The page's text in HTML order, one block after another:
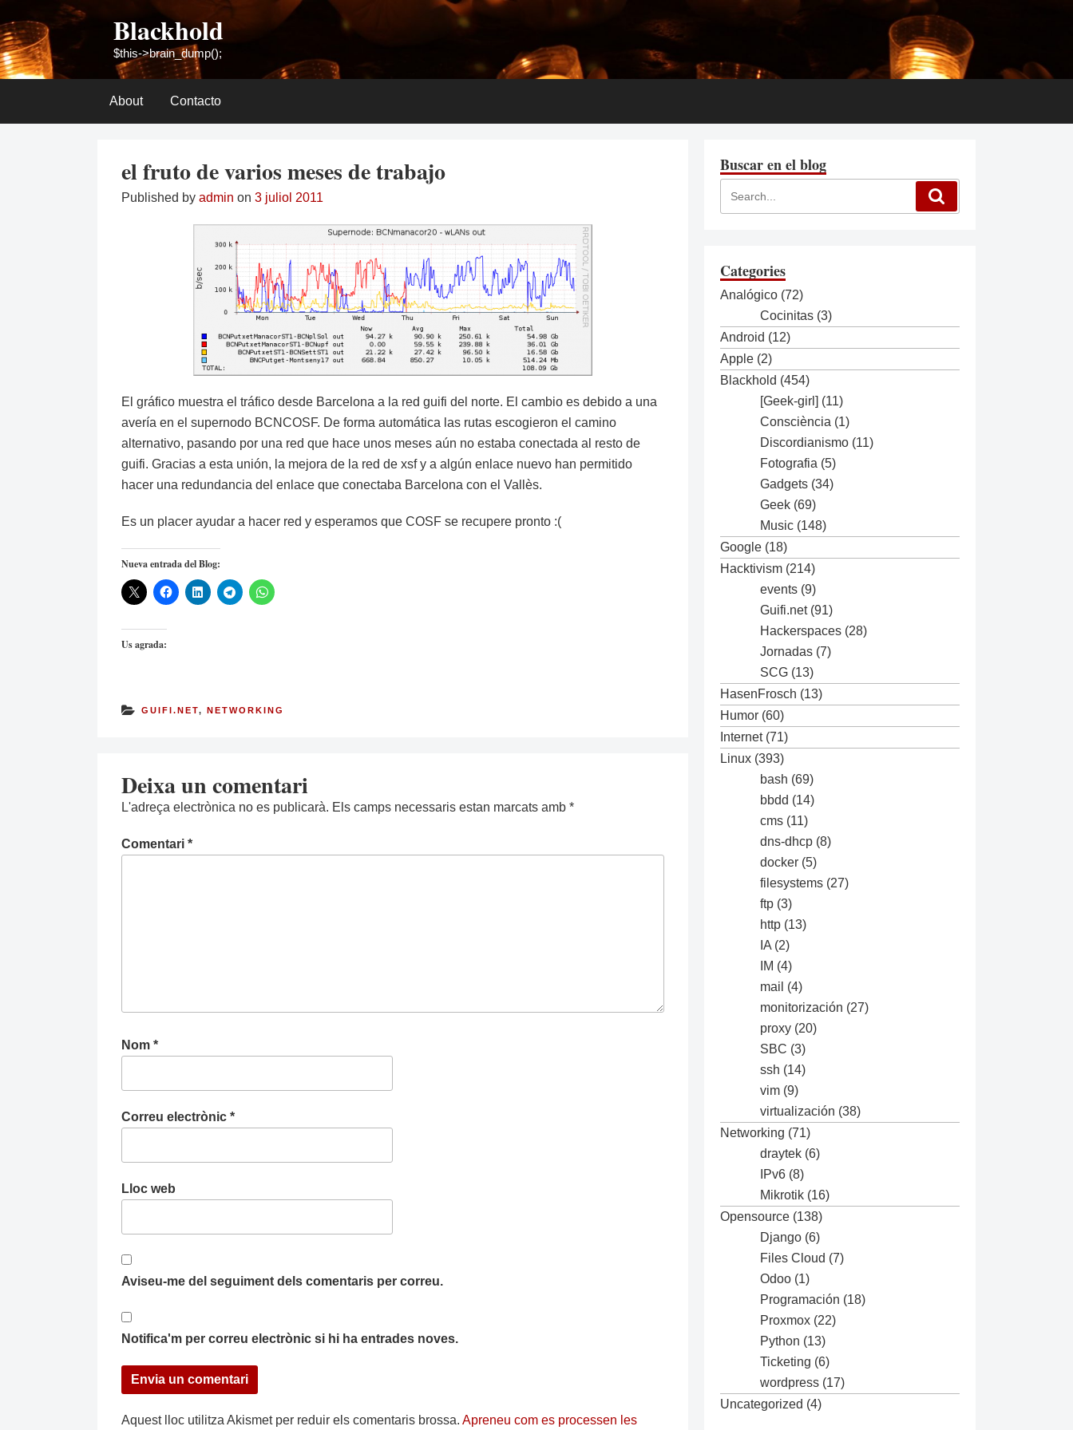
to
content
Blackhold
$this->brain_dump();
About Contacto
el fruto de varios meses de trabajo
Published by admin on 3 juliol 2011
El gráfico muestra el tráfico desde Barcelona a la red guifi del norte. El cambio es debido a una
avería en el supernodo BCNCOSF. De forma automática las rutas escogieron el camino
alternativo, pasando por una red que hace unos meses aún no estaba conectada al resto de
guifi. Gracias a esta unión, la mejora de la red de xsf y a algún enlace nuevo han permitido
hacer una redundancia del enlace que conectaba Barcelona con el Vallès.
Es un placer ayudar a hacer red y esperamos que COSF se recupere pronto :(
Nueva entrada del Blog:
Us agrada:
GUIFI.NET, NETWORKING
Deixa un comentari
L'adreça electrònica no es publicarà. Els camps necessaris estan marcats amb *
Comentari *
Nom *
Correu electrònic *
Lloc web
Aviseu-me del seguiment dels comentaris per correu.
Notifica'm per correu electrònic si hi ha entrades noves.
Aquest lloc utilitza Akismet per reduir els comentaris brossa. Apreneu com es processen les
Buscar en el blog
Categories
Analógico (72)
Cocinitas (3)
Android (12)
Apple (2)
Blackhold (454)
[Geek-girl] (11)
Consciència (1)
Discordianismo (11)
Fotografia (5)
Gadgets (34)
Geek (69)
Music (148)
Google (18)
Hacktivism (214)
events (9)
Guifi.net(91)
Hackerspaces (28)
Jornadas (7)
SCG (13)
HasenFrosch (13)
Humor (60)
Internet(71)
Linux (393)
bash (69)
bbdd (14)
cms (11)
dns-dhcp (8)
docker (5)
filesystems (27)
ftp (3)
http (13)
IA (2)
IM (4)
mail (4)
monitorización (27)
proxy (20)
SBC (3)
ssh (14)
vim (9)
virtualización (38)
Networking (71)
draytek (6)
IPv6 (8)
Mikrotik (16)
Opensource (138)
Django (6)
Files Cloud (7)
Odoo (1)
Programación (18)
Proxmox (22)
Python (13)
Ticketing (6)
wordpress (17)
Uncategorized (4)